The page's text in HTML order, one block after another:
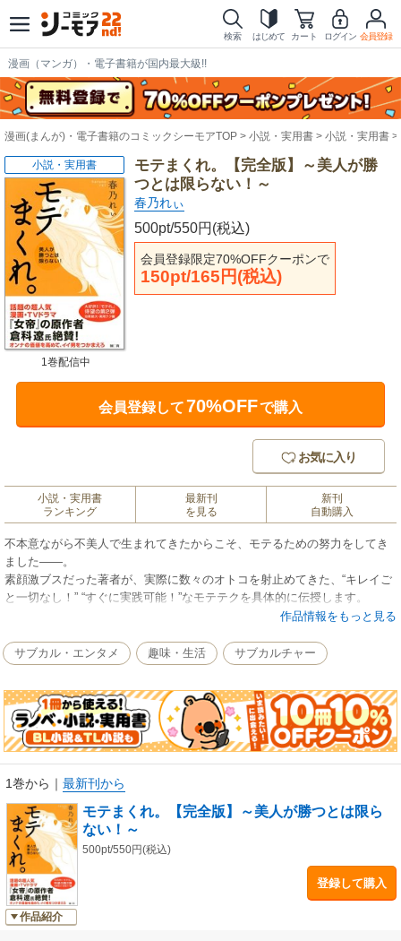
検索 はじめて カート ログイン 会員登録
漫画（マンガ）・電子書籍が国内最大級!!
漫画(まんが)・電子書籍のコミックシーモアTOP 小説・実用書 小説・実用書
モテまくれ。【完全版】～美人が勝
つとは限らない！～
春乃れぃ
500pt/550円(税込)
会員登録限定70%OFFクーポンで
150pt/165円(税込)
小説・実用書
1巻配信中
会員登録して70%OFFで購入
お気に入り
小説・実用書
ランキング
最新刊
を見る
新刊
自動購入
不本意ながら不美人で生まれてきたからこそ、モテるための努力をしてき
ました――。
素顔激ブスだった著者が、実際に数々のオトコを射止めてきた、“キレイご
と一切なし！” “すぐに実践可能！”なモテテクを具体的に伝授します。
◆「モテれ。」をちょっと試したら、彼からデートに誘われました！感謝!!
◆メールをちょっと変えただけで告白されました。これは私の参考書で
す。
◆合コンでこんなにモテたの初めて！実践的なテクでホントに効果絶大で
す!!
（※本書は、紙書籍『モテまくれ。』の電子版で、電子書籍『モテれ』シ
リーズの内容に加筆・修正したものです）
作品情報をもっと見る
サブカル・エンタメ 趣味・生活 サブカルチャー
1巻から ｜ 最新刊から
作品紹介
モテまくれ。【完全版】～美人が勝つとは限ら
ない！～
500pt/550円(税込)
登録して購入